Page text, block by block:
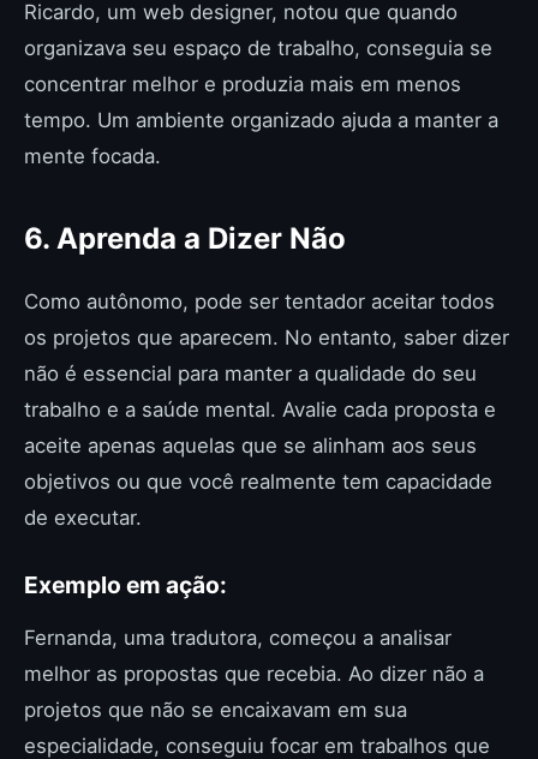
Ricardo, um web designer, notou que quando
organizava seu espaço de trabalho, conseguia se
concentrar melhor e produzia mais em menos
tempo. Um ambiente organizado ajuda a manter a
mente focada.
6. Aprenda a Dizer Não
Como autônomo, pode ser tentador aceitar todos
os projetos que aparecem. No entanto, saber dizer
não é essencial para manter a qualidade do seu
trabalho e a saúde mental. Avalie cada proposta e
aceite apenas aquelas que se alinham aos seus
objetivos ou que você realmente tem capacidade
de executar.
Exemplo em ação:
Fernanda, uma tradutora, começou a analisar
melhor as propostas que recebia. Ao dizer não a
projetos que não se encaixavam em sua
especialidade, conseguiu focar em trabalhos que